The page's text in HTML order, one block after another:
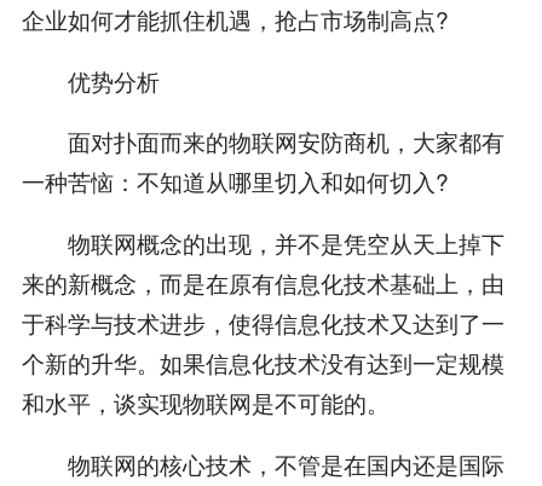
企业如何才能抓住机遇，抢占市场制高点?
优势分析
面对扑面而来的物联网安防商机，大家都有
一种苦恼：不知道从哪里切入和如何切入?
物联网概念的出现，并不是凭空从天上掉下
来的新概念，而是在原有信息化技术基础上，由
于科学与技术进步，使得信息化技术又达到了一
个新的升华。如果信息化技术没有达到一定规模
和水平，谈实现物联网是不可能的。
物联网的核心技术，不管是在国内还是国际